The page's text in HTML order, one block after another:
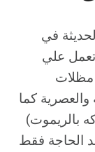
في
تعمل علي
مظلات
والعصرية كما
بالريموت)
الحاجة فقط